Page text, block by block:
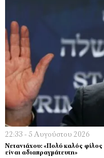
22:33 - 5 Αυγούστου 2026
Νετανιάχου: «Πολύ καλός
είναι αδιαπραγμάτευτη»